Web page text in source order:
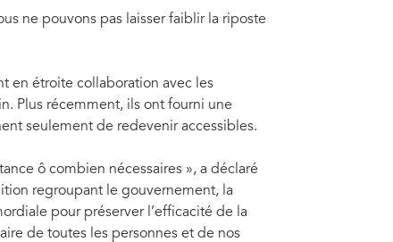
ne pouvons pas laisser faiblir la riposte
en étroite collaboration avec les
Plus récemment, ils ont fourni une
seulement de redevenir accessibles.
ô combien nécessaires », a déclaré
regroupant le gouvernement, la
pour préserver l’efficacité de la
de toutes les personnes et de nos